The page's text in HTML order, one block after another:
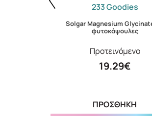
233 Goodies
Solgar Magnesium
φυτοκάψουλες
Προτεινόμενο
19.29€
ΠΡΟΣΘΗΚΗ